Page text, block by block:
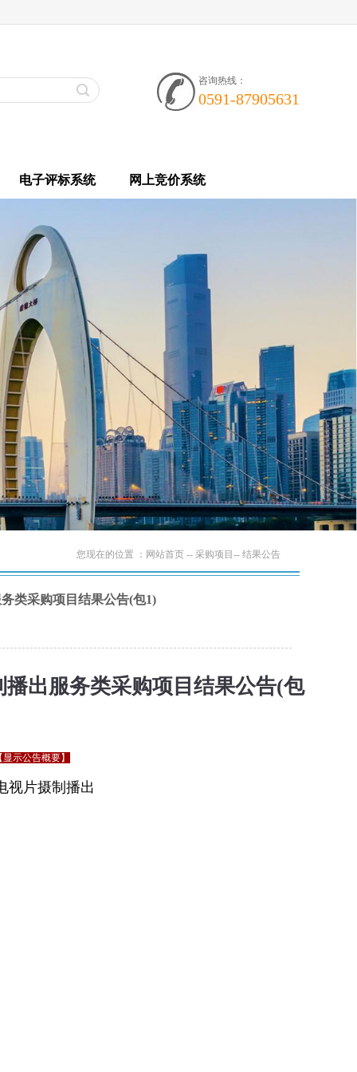
咨询热线：
0591-87905631
电子评标系统 网上竞价系统
您现在的位置 ： 网站首页 -- 采购项目-- 结果公告
类采购项目结果公告(包1)
出服务类采购项目结果公告(包
显示公告概要】
视片摄制播出